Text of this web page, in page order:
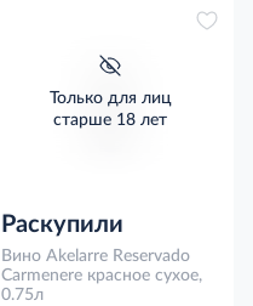
Только для лиц
старше 18 лет
Раскупили
Вино Akelarre Reservado
Carmenere красное сухое,
0.75л